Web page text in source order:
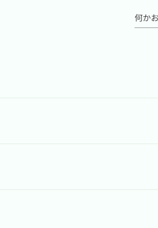
提供や業務を通じて自立に向けた訓練
をお持ちの方、難病をお持ちの方で、
です。 初回の事業所見学の後、体験期間
業務 11：20-12：20 業務 12：